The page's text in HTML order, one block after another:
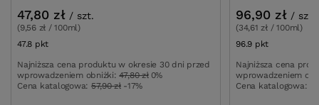
47,80 zł / szt.
(9,56 zł / 100ml)
47.8 pkt
Najniższa cena produktu w okresie 30 dni przed
wprowadzeniem obniżki:47,80 zł 0%
Cena katalogowa: 57,90 zł -17%
96,90 zł / szt.
(34,61 zł / 100ml)
96.9 pkt
Najniższa cena
wprowadzeniem
Cena katalogowa: